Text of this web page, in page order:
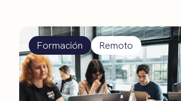
Formación Remoto